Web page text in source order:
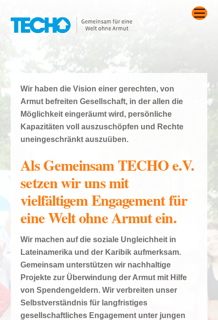
content
Wir haben die Vision einer gerechten, von
Armut befreiten Gesellschaft, in der allen die
Möglichkeit eingeräumt wird, persönliche
Kapazitäten voll auszuschöpfen und Rechte
uneingeschränkt auszuüben.
Als Gemeinsam TECHO e.V.
setzen wir uns mit
vielfältigem Engagement für
eine Welt ohne Armut ein.
Wir machen auf die soziale Ungleichheit in
Lateinamerika und der Karibik aufmerksam.
Gemeinsam unterstützen wir nachhaltige
Projekte zur Überwindung der Armut mit Hilfe
von Spendengeldern. Wir verbreiten unser
Selbstverständnis für langfristiges
gesellschaftliches Engagement unter jungen